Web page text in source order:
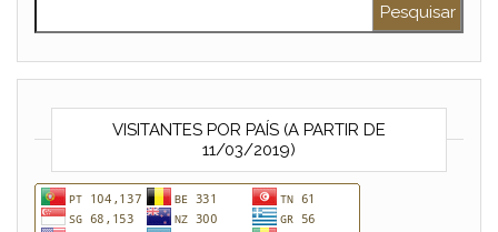
VISITANTES POR PAÍS (A PARTIR DE
11/03/2019)